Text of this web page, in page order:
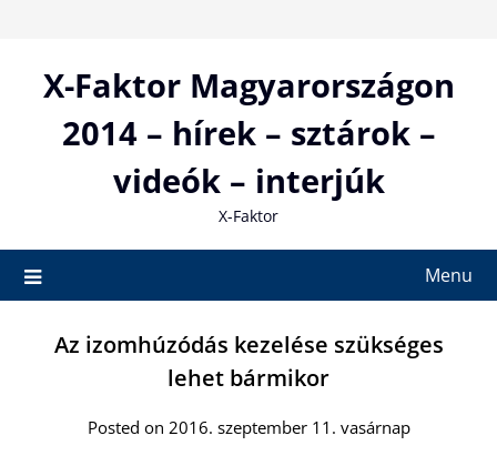
contentX-Faktor Magyarországon
2014 – hírek – sztárok –
videók – interjúk
X-Faktor
Menu
Az izomhúzódás kezelése szükséges
lehet bármikor
Posted on 2016. szeptember 11. vasárnap